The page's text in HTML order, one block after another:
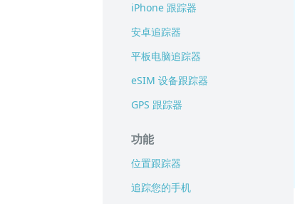
iPhone 跟踪器
安卓追踪器
平板电脑追踪器
eSIM 设备跟踪器
GPS 跟踪器
功能
位置跟踪器
追踪您的手机